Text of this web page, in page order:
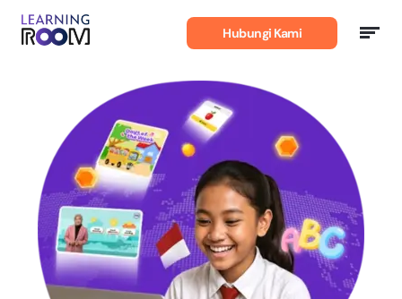
Belajar
Bahasa
Hubungi Kami